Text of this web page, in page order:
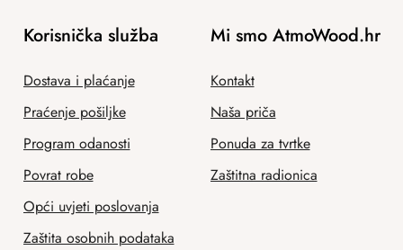
Korisnička služba
Dostava i plaćanje
Praćenje pošiljke
Program odanosti
Povrat robe
Opći uvjeti poslovanja
Zaštita osobnih podataka
Mi smo AtmoWood.hr
Kontakt
Naša priča
Ponuda za tvrtke
Zaštitna radionica